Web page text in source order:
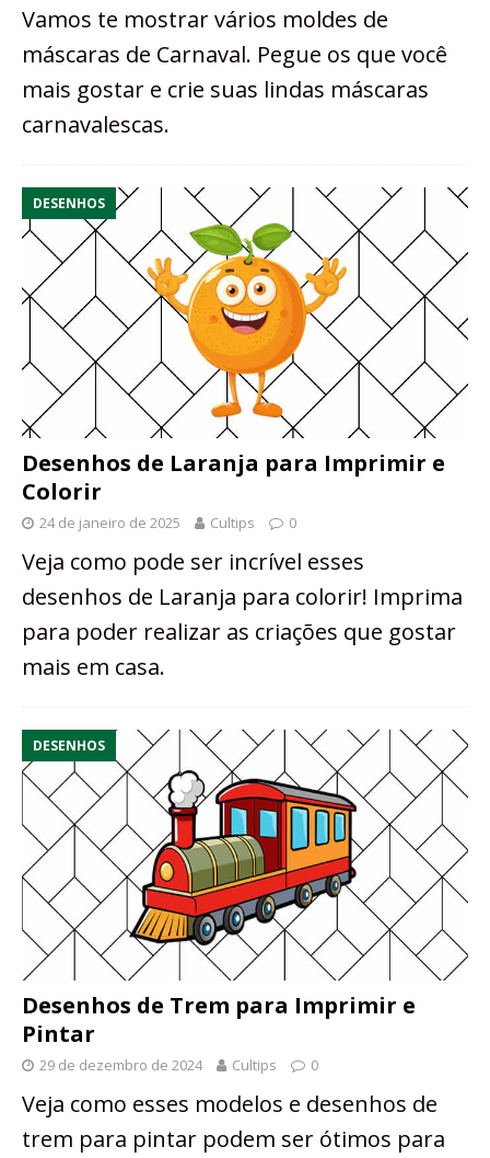
Vamos te mostrar vários moldes de
máscaras de Carnaval. Pegue os que você
mais gostar e crie suas lindas máscaras
carnavalescas.
DESENHOS
Desenhos de Laranja para Imprimir e
Colorir
24 de janeiro de 2025 Cultips 0
Veja como pode ser incrível esses
desenhos de Laranja para colorir! Imprima
para poder realizar as criações que gostar
mais em casa.
DESENHOS
Desenhos de Trem para Imprimir e
Pintar
29 de dezembro de 2024 Cultips 0
Veja como esses modelos e desenhos de
trem para pintar podem ser ótimos para